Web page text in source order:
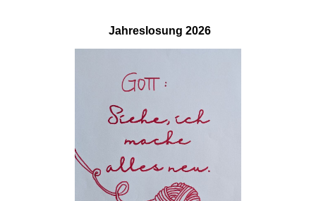
Jahreslosung 2026